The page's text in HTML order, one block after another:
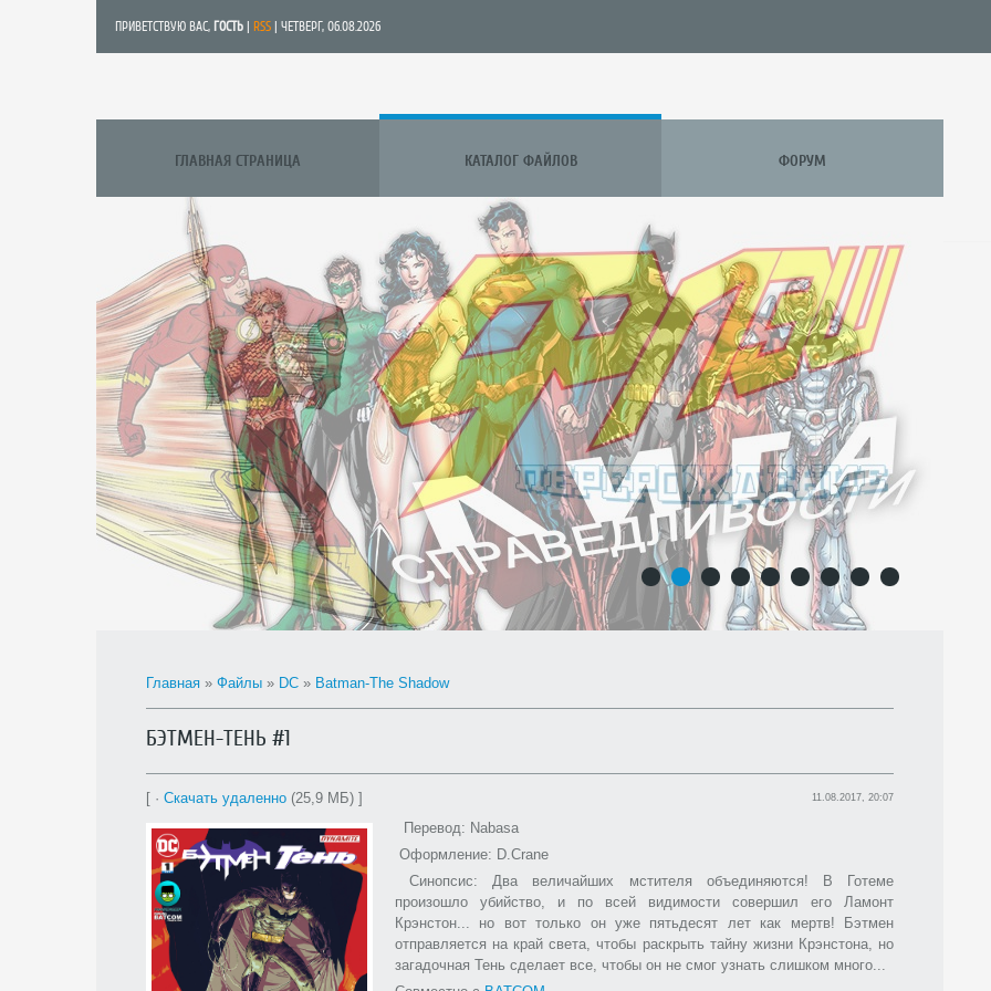
ПРИВЕТСТВУЮ ВАС, ГОСТЬ RSS | ЧЕТВЕРГ, 06.08.2026
ГЛАВНАЯ СТРАНИЦА КАТАЛОГ ФАЙЛОВ ФОРУМ
1
2 4 6 7
Главная » Файлы » DC » Batman-The Shadow
БЭТМЕН-ТЕНЬ #1
[ · Скачать удаленно (25,9 МБ) ] 11.08.2017, 20:07
Перевод: Nabasa
Оформление: D.Crane
Синопсис: Два величайших мстителя объединяются! В Готеме
произошло убийство, и по всей видимости совершил его Ламонт
Крэнстон... но вот только он уже пятьдесят лет как мертв! Бэтмен
отправляется на край света, чтобы раскрыть тайну жизни Крэнстона, но
загадочная Тень сделает все, чтобы он не смог узнать слишком много...